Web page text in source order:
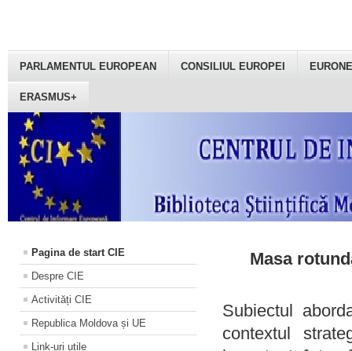
PARLAMENTUL EUROPEAN CONSILIUL EUROPEI
ERASMUS+
Pagina de start CIE
Despre CIE
Activități CIE
Republica Moldova și UE
Link-uri utile
Masa
Subiectul
contextul